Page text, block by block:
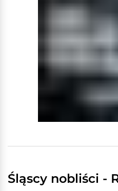
Śląscy nobliści -